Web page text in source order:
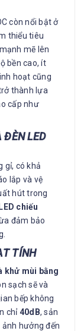
còn nổi bật ở
thiểu tiêu
mẽ lên
bền cao, ít
hoạt cũng
thành lựa
cấp như
ĐÈN LED
gỉ, có khả
lắp và vệ
hút trong
chiếu
đảm bảo
TÍNH
khử mùi bằng
sạch sẽ và
bếp không
chỉ40dB, sản
hưởng đến